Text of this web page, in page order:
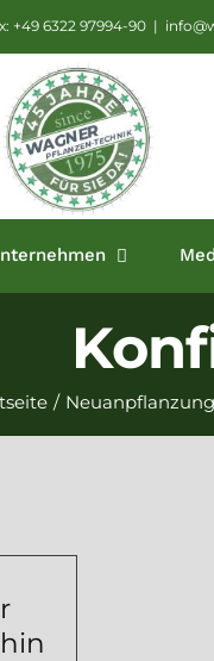
+49 6322 97994-90 |
/